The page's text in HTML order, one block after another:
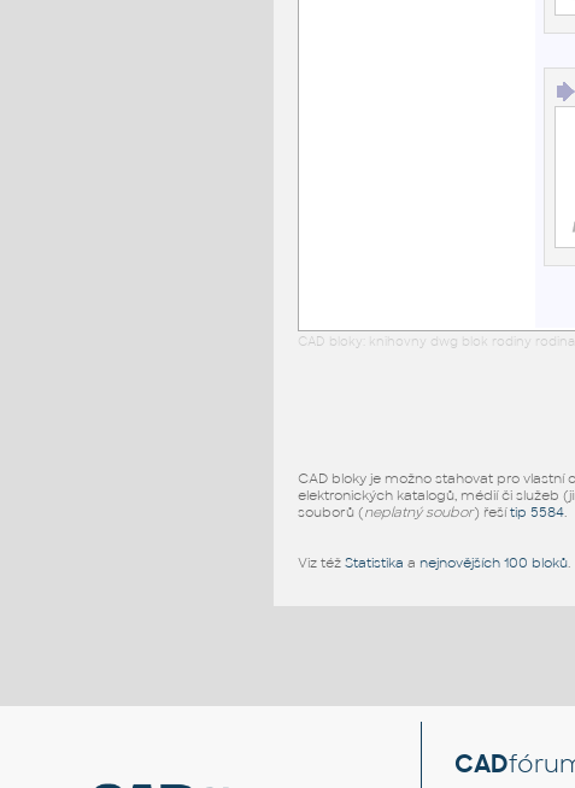
CAD bloky: knihovny dwg blok rodiny
CAD bloky je možno stahovat pro vlastní
elektronických katalogů, médií či služeb
souborů (neplatný soubor) řešítip 5584.
Viz též Statistika a nejnovějších 100 bloků.
CAD